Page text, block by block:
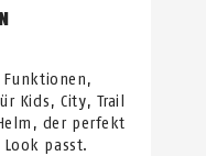
Kids, City, Trail
der perfekt
passt.